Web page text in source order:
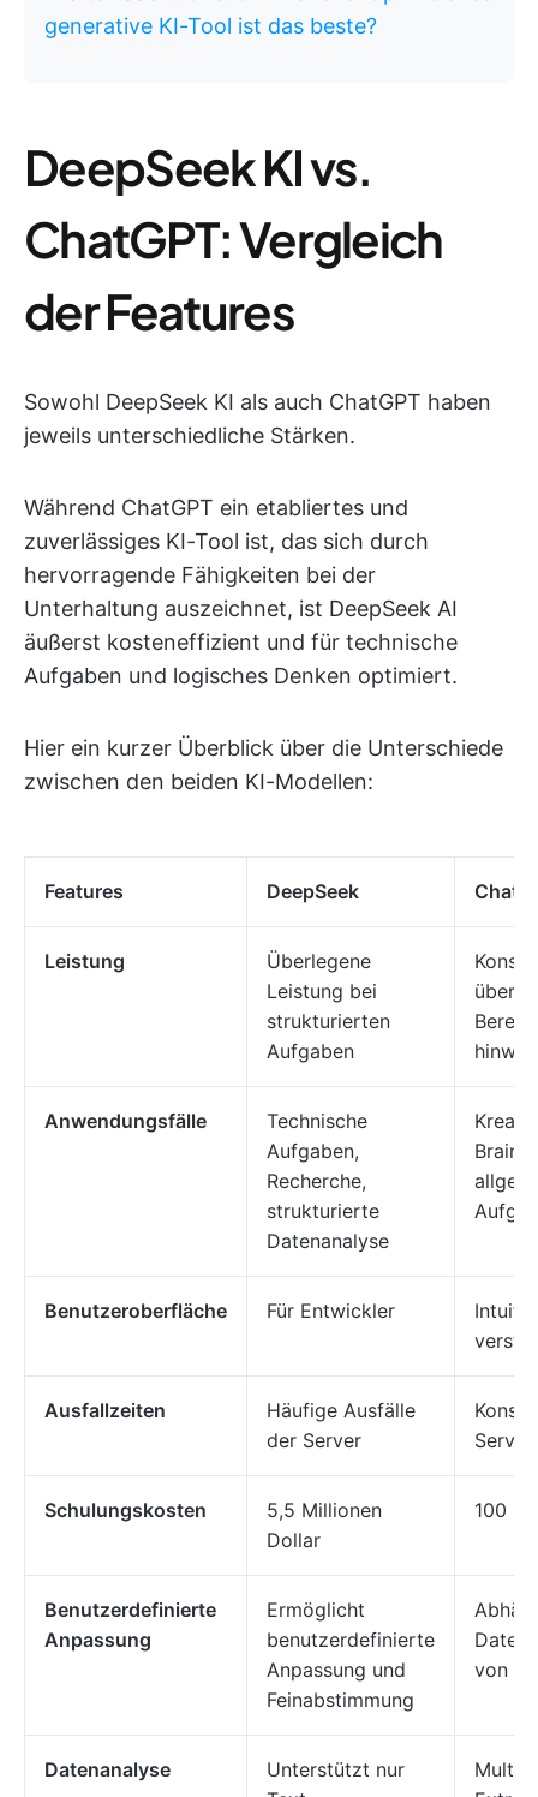
generative KI-Tool ist das beste?
DeepSeek KI vs.
ChatGPT: Vergleich
der Features
Sowohl DeepSeek KI als auch ChatGPT haben
jeweils unterschiedliche Stärken.
Während ChatGPT ein etabliertes und
zuverlässiges KI-Tool ist, das sich durch
hervorragende Fähigkeiten bei der
Unterhaltung auszeichnet, ist DeepSeek AI
äußerst kosteneffizient und für technische
Aufgaben und logisches Denken optimiert.
Hier ein kurzer Überblick über die Unterschiede
zwischen den beiden KI-Modellen:
Features DeepSeek
Leistung
Überlegene
Leistung bei
strukturierten
Aufgaben
über
hinweg
Anwendungsfälle
Technische
Aufgaben,
Recherche,
strukturierte
Datenanalyse
Benutzeroberfläche Für Entwickler
Ausfallzeiten
Häufige Ausfälle
der Server
Schulungskosten
5,5 Millionen
Dollar
100
Benutzerdefinierte
Anpassung
Ermöglicht
benutzerdefinierte
Anpassung und
Feinabstimmung
von
Datenanalyse
Unterstützt nur